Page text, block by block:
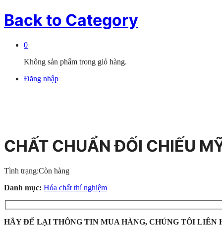
Back to Category
0
Không sản phẩm trong giỏ hàng.
Đăng nhập
CHẤT CHUẨN ĐỐI CHIẾU
Tình trạng:Còn hàng
Danh mục: Hóa chất thí nghiệm
HÃY ĐỂ LẠI THÔNG TIN MUA HÀNG, CHÚNG TÔI LIÊN